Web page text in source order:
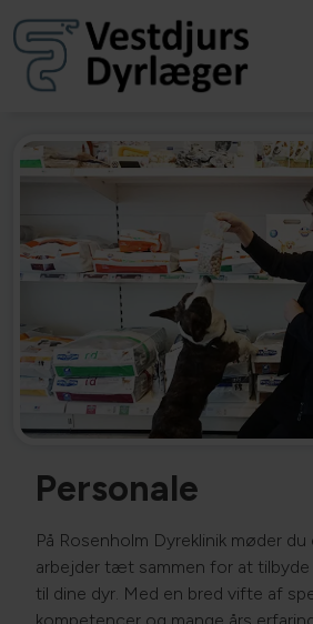
Personale
På Rosenholm Dyreklinik møder
arbejder tæt sammen for at
til dine dyr. Med en bred vifte af